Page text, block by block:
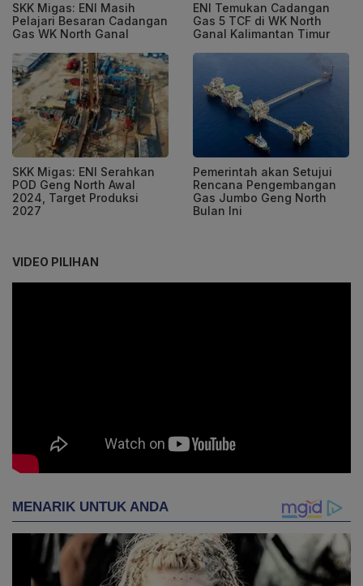
SKK Migas: ENI Masih
Pelajari Besaran Cadangan
Gas WK North Ganal
ENI Temukan Cadangan
Gas 5 TCF di WK North
Ganal Kalimantan Timur
SKK Migas: ENI Serahkan
POD Geng North Awal
2024, Target Produksi
2027
Pemerintah akan Setujui
Rencana Pengembangan
Gas Jumbo Geng North
Bulan Ini
VIDEO PILIHAN